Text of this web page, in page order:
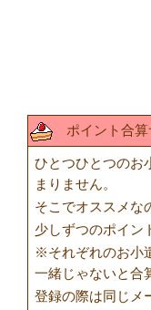
ポイント合算
ひとつひとつのお
まりません。
そこでオススメな
少しずつのポイン
※それぞれのお小
一緒じゃないと合
登録の際は同じメ